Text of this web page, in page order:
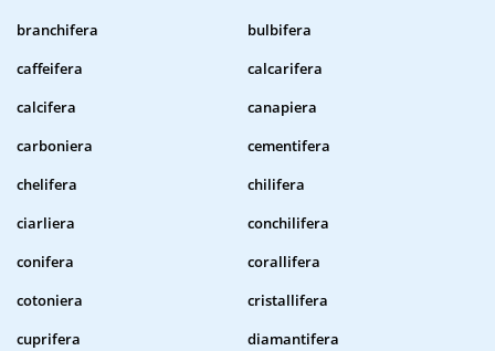
branchifera
bulbifera
caffeifera
calcarifera
calcifera
canapiera
carboniera
cementifera
chelifera
chilifera
ciarliera
conchilifera
conifera
corallifera
cotoniera
cristallifera
cuprifera
diamantifera